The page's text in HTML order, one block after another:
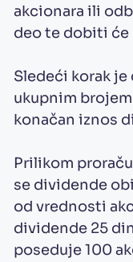
akcionara ili
deo te dobiti
Sledeći korak
ukupnim
konačan iznos
Prilikom
se dividende
od vrednosti
dividende 25
poseduje 100